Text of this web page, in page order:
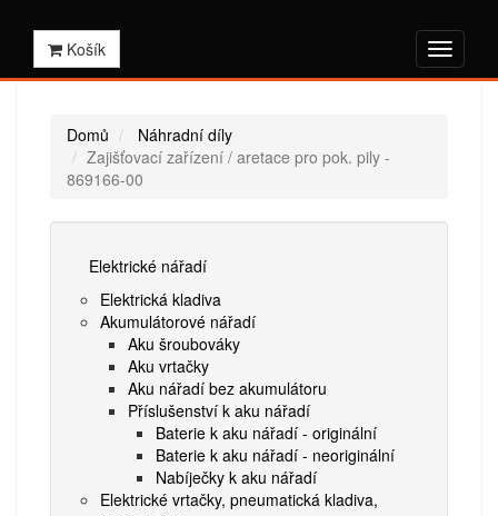
Košík
Domů
Náhradní díly
Zajišťovací zařízení / aretace pro pok. pily -
869166-00
Elektrické nářadí
Elektrická kladiva
Akumulátorové nářadí
Aku šroubováky
Aku vrtačky
Aku nářadí bez akumulátoru
Příslušenství k aku nářadí
Baterie k aku nářadí - originální
Baterie k aku nářadí - neoriginální
Nabíječky k aku nářadí
Elektrické vrtačky, pneumatická kladiva,